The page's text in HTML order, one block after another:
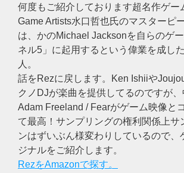
何度もご紹介しております超名作ゲー
Game Artists水口哲也氏のマスターピ
は、かのMichael Jacksonを自らのゲ
ネル5」に起用するという偉業を成し
人。
話をRezに戻します。Ken Ishiiや
クノDJが楽曲を提供してるのですが、
Adam Freeland / Fearがゲーム映像と
て最高！サンプリングの権利関係上サ
ンはずいぶん様変わりしているので、
ジナルをご紹介します。
RezをAmazonで探す。